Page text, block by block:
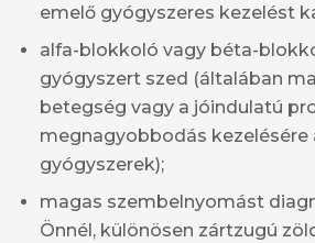
emelő gyógyszeres kezelést
alfa-blokkoló vagy béta-
gyógyszert szed (általában
betegség vagy a jóindulatú
megnagyobbodás
gyógyszerek);
magas szembelnyomást
Önnél, különösen zártzugú